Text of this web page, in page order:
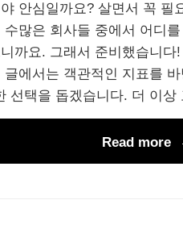
안심일까요? 살면서 꼭 필
많은 회사들 중에서 어디
까요. 그래서 준비했습니
에서는 객관적인 지표를
선택을 돕겠습니다. 더 이
Read more